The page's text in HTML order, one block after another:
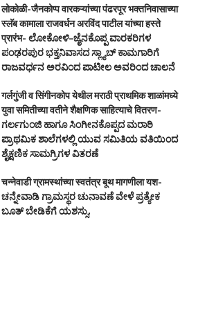
लोकोळी-जैनकोप्प वारकऱ्यांच्या पंढरपूर भक्तनिवासाच्या
स्लॅब कामाला राजवर्धन अरविंद पाटील यांच्या हस्ते
प्रारंभ- ಲೋಕೋಳಿ–ಜೈನಕೊಪ್ಪ ವಾರಕರಿಗಳ
ಪಂಢರಪುರ ಭಕ್ತನಿವಾಸದ ಸ್ಲ್ಯಾಬ್ ಕಾಮಗಾರಿಗೆ
ರಾಜವರ್ಧನ ಅರವಿಂದ ಪಾಟೀಲ ಅವರಿಂದ ಚಾಲನೆ
गर्लगुंजी व सिंगीनकोप येथील मराठी प्राथमिक शाळांमध्ये
युवा समितीच्या वतीने शैक्षणिक साहित्याचे वितरण-
ಗರ್ಲಗುಂಜಿ ಹಾಗೂ ಸಿಂಗೀನಕೊಪ್ಪದ ಮರಾಠಿ
ಪ್ರಾಥಮಿಕ ಶಾಲೆಗಳಲ್ಲಿ ಯುವ ಸಮಿತಿಯ ವತಿಯಿಂದ
ಶೈಕ್ಷಣಿಕ ಸಾಮಗ್ರಿಗಳ ವಿತರಣೆ
चन्नेवाडी ग्रामस्थांच्या स्वतंत्र बूथ मागणीला यश-
ಚನ್ನೇವಾಡಿ ಗ್ರಾಮಸ್ಥರ ಚುನಾವಣೆ ವೇಳೆ ಪ್ರತ್ಯೇಕ
ಬೂತ್‌ ಬೇಡಿಕೆಗೆ ಯಶಸ್ಸು.